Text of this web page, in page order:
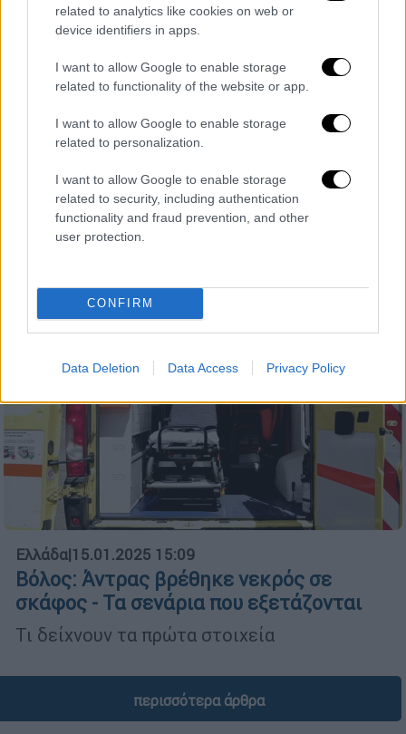
related to analytics like cookies on web or
device identifiers in apps.
I want to allow Google to enable storage
related to functionality of the website or app.
I want to allow Google to enable storage
related to personalization.
I want to allow Google to enable storage
related to security, including authentication
functionality and fraud prevention, and other
user protection.
CONFIRM
Data Deletion Data Access Privacy Policy
Ελλάδα|22.02.2025 08:06
Μυστήριο με την εξαφάνιση του
εισοδηματία στη Γλυφάδα - Ο αδερφός
Τα ίχνη του εύπορου εισοδηματία έχουν
χαθεί
Ελλάδα|15.01.2025 15:09
Βόλος: Άντρας βρέθηκε νεκρός σε
σκάφος - Τα σενάρια που εξετάζονται
Τι δείχνουν τα πρώτα στοιχεία
περισσότερα άρθρα